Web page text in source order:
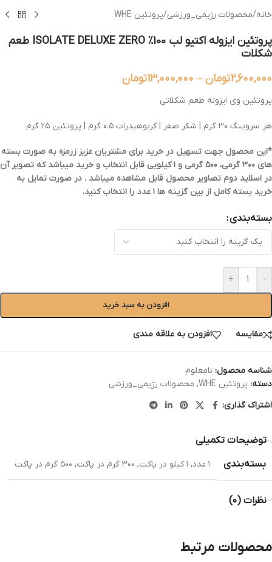
خانه/محصولات رژیمی_ورزشی/پروتئین WHE
پروتئین ایزوله اکتیو لب 100% ISOLATE DELUXE ZERO طعم
شکلات
۲,۶۰۰,۰۰۰تومان – ۱۳,۰۰۰,۰۰۰تومان
پروتئین وی ایزوله طعم شکلاتی
هر سروینگ ۳۰ گرم | شکر صفر | کربوهیدرات ۰.۵ گرم | پروتئین ۲۵ گرم
*این محصول جهت تسهیل در خرید برای مشتریان عزیز زرمزه به صورت بسته
های ۳۰۰ گرمی، ۵۰۰ گرمی و ۱ کیلویی قابل انتخاب و خرید میباشد که تصویر آن
در اسلاید دوم تصاویر محصول قابل مشاهده میباشد . در صورت تمایل به
خرید بسته کامل از بین گزینه ها ۱ عدد را انتخاب کنید.
بسته‌بندی
-
+
افزودن به سبد خرید
مقایسه افزودن به علاقه مندی
شناسه محصول: نامعلوم
دسته: پروتئین WHE , محصولات رژیمی_ورزشی
اشتراک گذاری:
توضیحات تکمیلی
بسته‌بندی
۱ عدد , ۱ کیلو در پاکت , ۳۰۰ گرم در پاکت , ۵۰۰ گرم در پاکت
نظرات (۰)
محصولات مرتبط